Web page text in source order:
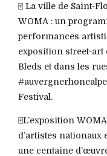
🀄️ La ville de Saint-
WOMA : un
performances
exposition street-art
Bleds et dans les
Festival.
🀄️L’exposition
d’artistes
une centaine